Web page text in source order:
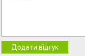
Додати відгук